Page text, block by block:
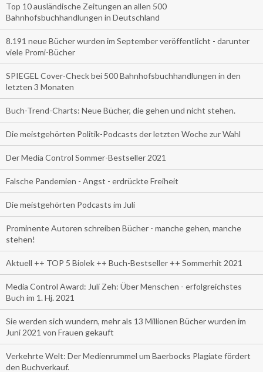
Top 10 ausländische Zeitungen an allen 500
Bahnhofsbuchhandlungen in Deutschland
8.191 neue Bücher wurden im September veröffentlicht - darunter
viele Promi-Bücher
SPIEGEL Cover-Check bei 500 Bahnhofsbuchhandlungen in den
letzten 3 Monaten
Buch-Trend-Charts: Neue Bücher, die gehen und nicht stehen.
Die meistgehörten Politik-Podcasts der letzten Woche zur Wahl
Der Media Control Sommer-Bestseller 2021
Falsche Pandemien - Angst - erdrückte Freiheit
Die meistgehörten Podcasts im Juli
Prominente Autoren schreiben Bücher - manche gehen, manche
stehen!
Aktuell ++ TOP 5 Biolek ++ Buch-Bestseller ++ Sommerhit 2021
Media Control Award: Juli Zeh: Über Menschen - erfolgreichstes
Buch im 1. Hj. 2021
Sie werden sich wundern, mehr als 13 Millionen Bücher wurden im
Juni 2021 von Frauen gekauft
Verkehrte Welt: Der Medienrummel um Baerbocks Plagiate fördert
den Buchverkauf.